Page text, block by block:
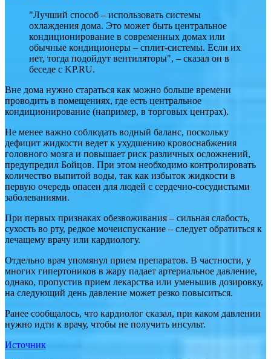
"Лучший способ – использовать системы
охлаждения дома. Это может быть центральное
кондиционирование в современных домах или
обычные кондиционеры – сплит-системы. Если их
нет, тогда подойдут вентиляторы", – сказал он в
беседе с KP.RU.
Вне дома нужно стараться как можно больше времени
проводить в помещениях, где есть центральное
кондиционирование (например, в торговых центрах).
Не менее важно соблюдать водный баланс, поскольку
дефицит жидкости ведет к ухудшению кровоснабжения
головного мозга и повышает риск различных осложнений,
предупредил Бойцов. При этом необходимо контролировать
количество выпитой воды, так как избыток жидкости в
первую очередь опасен для людей с сердечно-сосудистыми
заболеваниями.
При первых признаках обезвоживания – сильная слабость,
сухость во рту, редкое мочеиспускание – следует обратиться к
лечащему врачу или кардиологу.
Отдельно врач упомянул прием препаратов. В частности, у
многих гипертоников в жару падает артериальное давление,
однако, пропустив прием лекарства или уменьшив дозировку,
на следующий день давление может резко повыситься.
Ранее сообщалось, что кардиолог сказал, при каком давлении
нужно идти к врачу, чтобы не получить инсульт.
Источник